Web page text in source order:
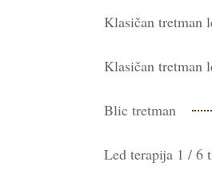
Klasičan tretman
Klasičan tretman
Blic tretman
Led terapija 1 / 6